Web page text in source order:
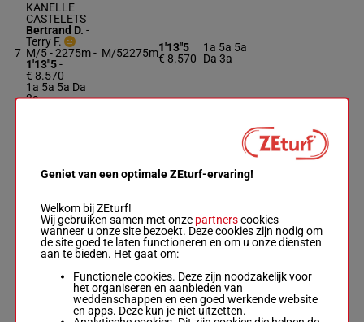
7
KANELLE
CASTELETS
Bertrand D. -
Terry F.
M/5 - 2275m-
1'13"5-
€ 8.570
1a 5a 5a Da
3a
M/52275m1'13"5
€ 8.570
1a 5a 5a
Da 3a
Hubert A.
Raffegeau
M/5 - 2275m
1'14"5-
€ 9.020
3a Da 1a Da
3a Da 1a
KOURSE
Joseph F.-
Joseph F.
1'13"4 2a 0a 3a
Geniet van een optimale ZEturf-ervaring!
Welkom bij ZEturf!
Wij gebruiken samen met onze partnerscookies
wanneer u onze site bezoekt. Deze cookies zijn nodig om
de site goed te laten functioneren en om u onze diensten
aan te bieden. Het gaat om:
Functionele cookies. Deze zijn noodzakelijk voor
het organiseren en aanbieden van
weddenschappen en een goed werkende website
en apps. Deze kun je niet uitzetten.